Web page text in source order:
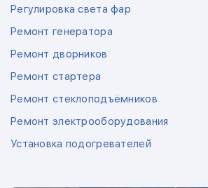
Регулировка света фар
Ремонт генератора
Ремонт дворников
Ремонт стартера
Ремонт стеклоподъёмников
Ремонт электрооборудования
Установка подогревателей